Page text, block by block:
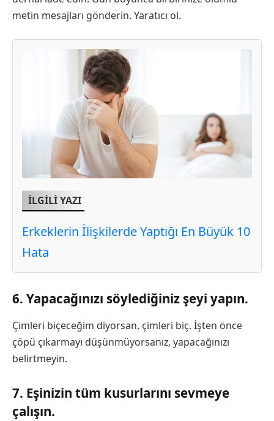
metin mesajları gönderin. Yaratıcı ol.
İLGİLİ YAZI
Erkeklerin İlişkilerde Yaptığı En Büyük 10
Hata
6. Yapacağınızı söylediğiniz şeyi yapın.
Çimleri biçeceğim diyorsan, çimleri biç. İşten önce
çöpü çıkarmayı düşünmüyorsanız, yapacağınızı
belirtmeyin.
7. Eşinizin tüm kusurlarını sevmeye
çalışın.